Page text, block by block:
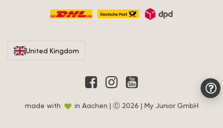
United Kingdom
made with in Aachen | Ⓒ 2026 | My Junior GmbH